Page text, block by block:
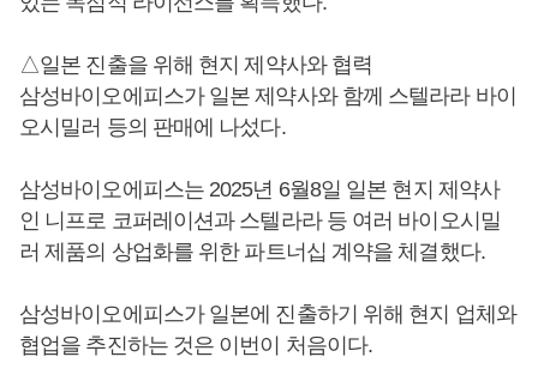
△일본 진출을 위해 현지 제약사와 협력
삼성바이오에피스가 일본 제약사와 함께 스텔라라 바이
오시밀러 등의 판매에 나섰다.
삼성바이오에피스는 2025년 6월8일 일본 현지 제약사
인 니프로 코퍼레이션과 스텔라라 등 여러 바이오시밀
러 제품의 상업화를 위한 파트너십 계약을 체결했다.
삼성바이오에피스가 일본에 진출하기 위해 현지 업체와
협업을 추진하는 것은 이번이 처음이다.